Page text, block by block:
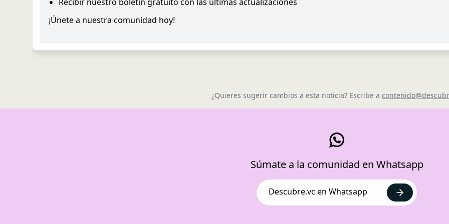
¡Únete a nuestra comunidad hoy!
¿Quieres sugerir cambios a esta noticia? Escribe a
Súmate a la comunidad en Whatsapp
Descubre.vc en Whatsapp